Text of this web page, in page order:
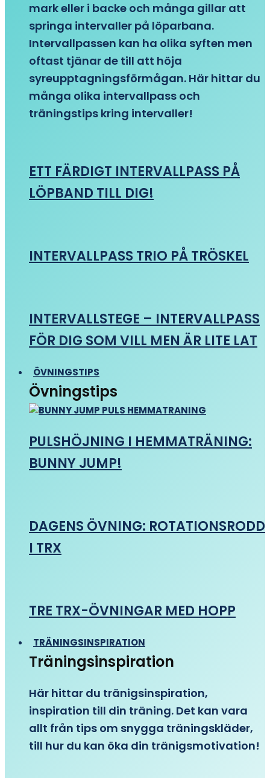
mark eller i backe och många gillar att
springa intervaller på löparbana.
Intervallpassen kan ha olika syften men
oftast tjänar de till att höja
syreupptagningsförmågan. Här hittar du
många olika intervallpass och
träningstips kring intervaller!
ETT FÄRDIGT INTERVALLPASS PÅ
LÖPBAND TILL DIG!
INTERVALLPASS TRIO PÅ TRÖSKEL
INTERVALLSTEGE – INTERVALLPASS
FÖR DIG SOM VILL MEN ÄR LITE LAT
ÖVNINGSTIPS
Övningstips
PULSHÖJNING I HEMMATRÄNING:
BUNNY JUMP!
DAGENS ÖVNING: ROTATIONSRODD
I TRX
TRE TRX-ÖVNINGAR MED HOPP
TRÄNINGSINSPIRATION
Träningsinspiration
Här hittar du tränigsinspiration,
inspiration till din träning. Det kan vara
allt från tips om snygga träningskläder,
till hur du kan öka din tränigsmotivation!